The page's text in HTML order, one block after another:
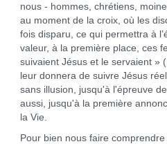
nous - hommes, chrétiens,
au moment de la croix, où les
fois disparu, ce qui permettra à
valeur, à la première place, ces
suivaient Jésus et le servaient »
leur donnera de suivre Jésus
sans illusion, jusqu'à l'épreuve
aussi, jusqu'à la première
la Vie.
Pour bien nous faire